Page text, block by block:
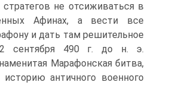
стратегов не отсиживаться в
Афинах, а вести все
и дать там решительное
сентября 490 г. до н. э.
Марафонская битва,
античного военного